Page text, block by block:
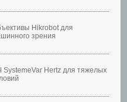
Hikrobot для
зрения
SystemeVar Hertz для тяжелых